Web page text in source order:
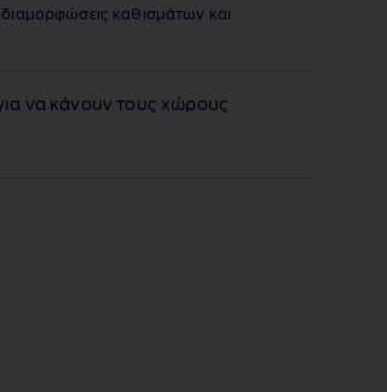
καθισμάτων και
να κάνουν τους χώρους